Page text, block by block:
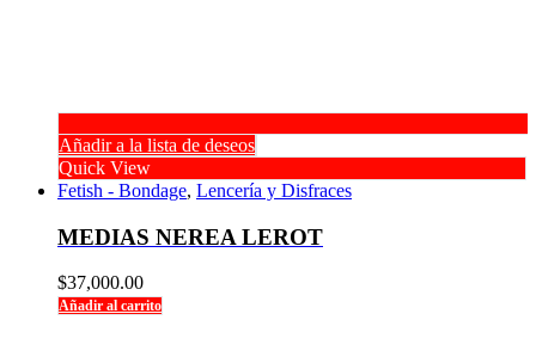
Añadir a la lista de deseos
Quick View
Fetish - Bondage, Lencería y Disfraces
MEDIAS NEREA LEROT
$37,000.00
Añadir al carrito